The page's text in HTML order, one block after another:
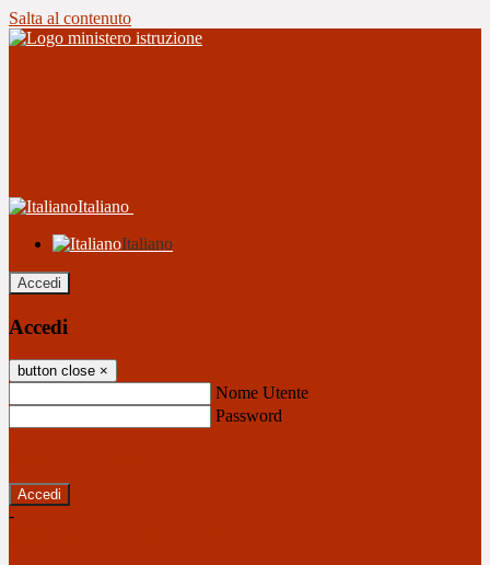
Salta al contenuto
Italiano
Italiano
Accedi
Accedi
button close ×
Nome Utente
Password
-